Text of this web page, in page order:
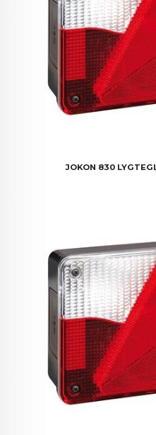
JOKON 830